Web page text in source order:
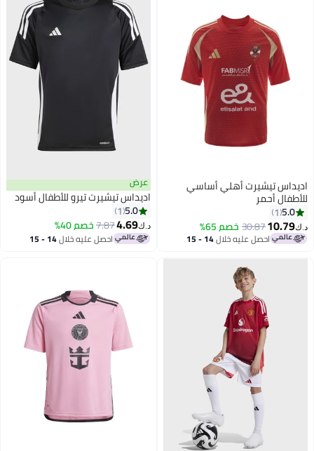
اديداس تيشيرت أهلي أساسي
للأطفال أحمر
5.0
1
د.ك‏10.79
30.87خصم 65%
احصل عليه خلال 14 - 15
عرض
اديداس تيشيرت تيرو للأطفال أسود
5.0
1
د.ك‏4.69
7.87خصم 40%
احصل عليه خلال 14 - 15